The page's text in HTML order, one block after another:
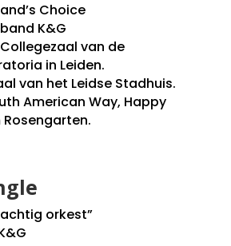
Choice
K&G
van de
in Leiden.
van het Leidse Stadhuis.
American Way, Happy
Rosengarten.
orkest”